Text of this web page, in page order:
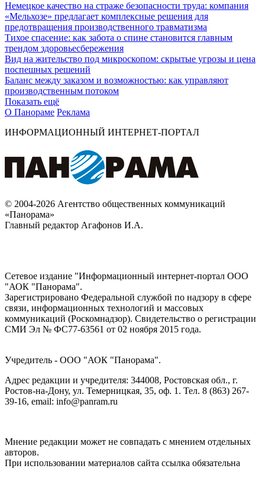
Немецкое качество на страже безопасности труда: компания
«Мельхозе» предлагает комплексные решения для
предотвращения производственного травматизма
Тихое спасение: как забота о спине становится главным
трендом здоровьесбережения
Вид на жительство под микроскопом: скрытые угрозы и цена
поспешных решений
Баланс между заказом и возможностью: как управляют
производственным потоком
Показать ещё
О Панораме Реклама
ИНФОРМАЦИОННЫЙ ИНТЕРНЕТ-ПОРТАЛ
© 2004-2026 Агентство общественных коммуникаций
«Панорама»
Главный редактор Агафонов И.А.
Сетевое издание "Информационный интернет-портал ООО
"АОК "Панорама".
Зарегистрировано Федеральной службой по надзору в сфере
связи, информационных технологий и массовых
коммуникаций (Роскомнадзор). Cвидетельство о регистрации
СМИ Эл № ФС77-63561 от 02 ноября 2015 года.
Учредитель - ООО "АОК "Панорама".
Адрес редакции и учредителя: 344008, Ростовская обл., г.
Ростов-на-Дону, ул. Темерницкая, 35, оф. 1. Тел. 8 (863) 267-
39-16, email: info@panram.ru
Мнение редакции может не совпадать с мнением отдельных
авторов.
При использовании материалов сайта ссылка обязательна